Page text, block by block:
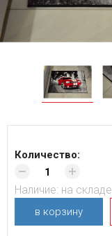
Количество:
Наличие: на складе
в корзину